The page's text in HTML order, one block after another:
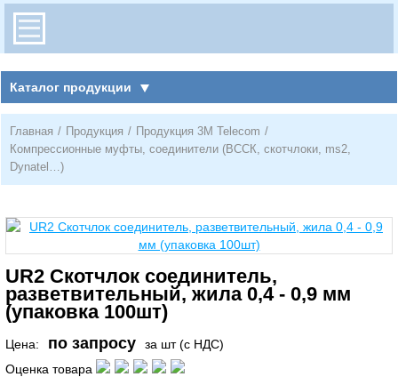
Каталог продукции
Главная / Продукция / Продукция 3М Telecom /
Компрессионные муфты, соединители (ВССК, скотчлоки, ms2,
Dynatel…)
UR2 Скотчлок соединитель,
разветвительный, жила 0,4 - 0,9 мм
(упаковка 100шт)
Цена: по запросу
за шт (с НДС)
Оценка товара